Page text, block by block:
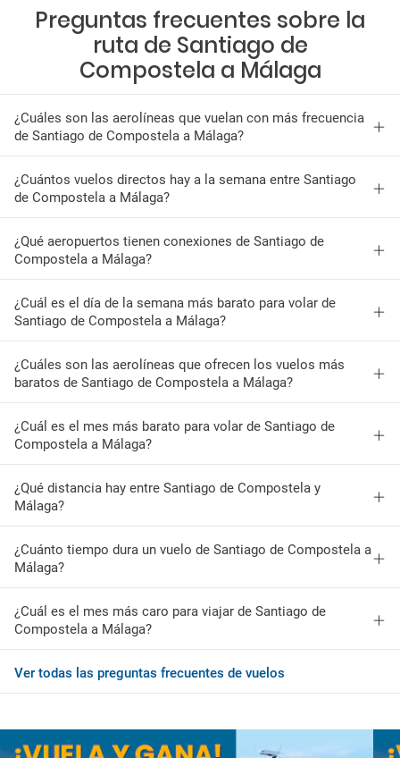
Preguntas frecuentes sobre la
ruta de Santiago de
Compostela a Málaga
¿Cuáles son las aerolíneas que vuelan con más frecuencia
de Santiago de Compostela a Málaga?
¿Cuántos vuelos directos hay a la semana entre Santiago
de Compostela a Málaga?
¿Qué aeropuertos tienen conexiones de Santiago de
Compostela a Málaga?
¿Cuál es el día de la semana más barato para volar de
Santiago de Compostela a Málaga?
¿Cuáles son las aerolíneas que ofrecen los vuelos más
baratos de Santiago de Compostela a Málaga?
¿Cuál es el mes más barato para volar de Santiago de
Compostela a Málaga?
¿Qué distancia hay entre Santiago de Compostela y
Málaga?
¿Cuánto tiempo dura un vuelo de Santiago de Compostela a
Málaga?
¿Cuál es el mes más caro para viajar de Santiago de
Compostela a Málaga?
Ver todas las preguntas frecuentes de vuelos